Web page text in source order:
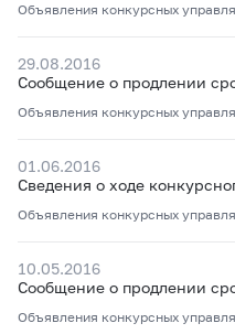
Объявления конкурсных
29.08.2016
Сообщение о продлении
Объявления конкурсных
01.06.2016
Сведения о ходе
Объявления конкурсных
10.05.2016
Сообщение о продлении
Объявления конкурсных